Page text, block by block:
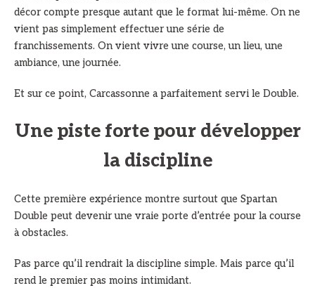
décor compte presque autant que le format lui-même. On ne
vient pas simplement effectuer une série de
franchissements. On vient vivre une course, un lieu, une
ambiance, une journée.
Et sur ce point, Carcassonne a parfaitement servi le Double.
Une piste forte pour développer
la discipline
Cette première expérience montre surtout que Spartan
Double peut devenir une vraie porte d’entrée pour la course
à obstacles.
Pas parce qu’il rendrait la discipline simple. Mais parce qu’il
rend le premier pas moins intimidant.